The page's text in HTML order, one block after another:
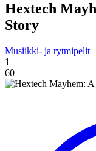
Hextech
Story
Musiikki- ja rytmipelit
1
60